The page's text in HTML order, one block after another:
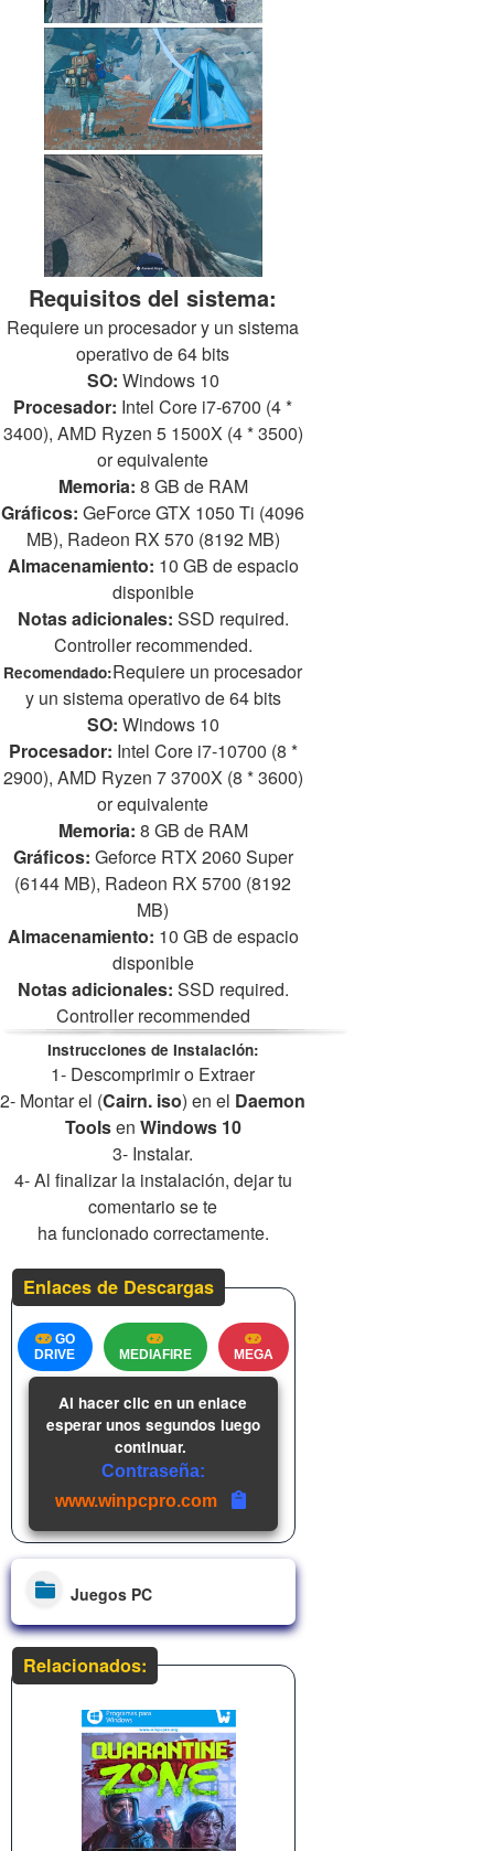
Requisitos del sistema:
Requiere un procesador y un sistema
operativo de 64 bits
SO: Windows 10
Procesador: Intel Core i7-6700 (4 *
3400), AMD Ryzen 5 1500X (4 * 3500)
or equivalente
Memoria: 8 GB de RAM
Gráficos: GeForce GTX 1050 Ti (4096
MB), Radeon RX 570 (8192 MB)
Almacenamiento: 10 GB de espacio
disponible
Notas adicionales: SSD required.
Controller recommended.
Recomendado:Requiere un procesador
y un sistema operativo de 64 bits
SO: Windows 10
Procesador: Intel Core i7-10700 (8 *
2900), AMD Ryzen 7 3700X (8 * 3600)
or equivalente
Memoria: 8 GB de RAM
Gráficos: Geforce RTX 2060 Super
(6144 MB), Radeon RX 5700 (8192
MB)
Almacenamiento: 10 GB de espacio
disponible
Notas adicionales: SSD required.
Controller recommended
Instrucciones de Instalación:
1- Descomprimir o Extraer
2- Montar el (Cairn. iso) en el Daemon
Toolsen Windows 10
3- Instalar.
4- Al finalizar la instalación, dejar tu
comentario se te
ha funcionado correctamente.
Enlaces de Descargas
GO
DRIVE
MEDIAFIRE MEGA
Al hacer clic en un enlace
esperar unos segundos luego
continuar.
Contraseña:
www.winpcpro.com
Juegos PC
Relacionados: